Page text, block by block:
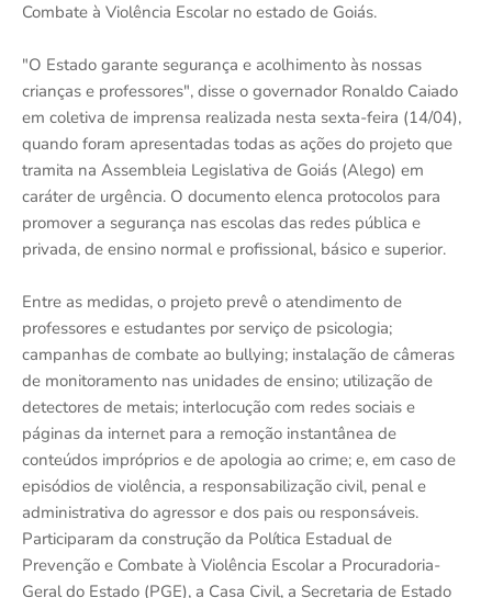
Combate à Violência Escolar no estado de Goiás.
"O Estado garante segurança e acolhimento às nossas
crianças e professores", disse o governador Ronaldo Caiado
em coletiva de imprensa realizada nesta sexta-feira (14/04),
quando foram apresentadas todas as ações do projeto que
tramita na Assembleia Legislativa de Goiás (Alego) em
caráter de urgência. O documento elenca protocolos para
promover a segurança nas escolas das redes pública e
privada, de ensino normal e profissional, básico e superior.
Entre as medidas, o projeto prevê o atendimento de
professores e estudantes por serviço de psicologia;
campanhas de combate ao bullying; instalação de câmeras
de monitoramento nas unidades de ensino; utilização de
detectores de metais; interlocução com redes sociais e
páginas da internet para a remoção instantânea de
conteúdos impróprios e de apologia ao crime; e, em caso de
episódios de violência, a responsabilização civil, penal e
administrativa do agressor e dos pais ou responsáveis.
Participaram da construção da Política Estadual de
Prevenção e Combate à Violência Escolar a Procuradoria-
Geral do Estado (PGE), a Casa Civil, a Secretaria de Estado